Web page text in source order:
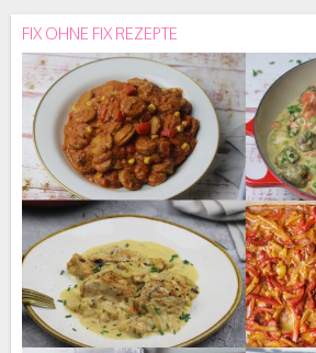
FIX OHNE FIX REZEPTE